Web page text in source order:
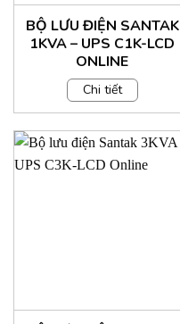
BỘ LƯU ĐIỆN SANTAK
1KVA – UPS C1K-LCD
ONLINE
Chi tiết